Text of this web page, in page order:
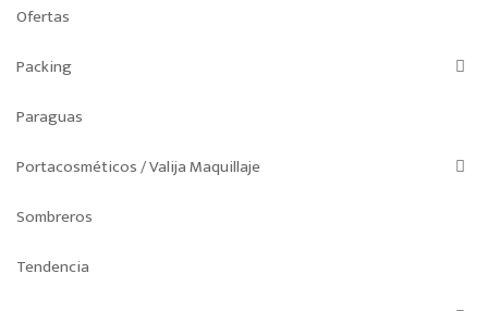
Ofertas
Packing
Paraguas
Portacosméticos / Valija Maquillaje
Sombreros
Tendencia